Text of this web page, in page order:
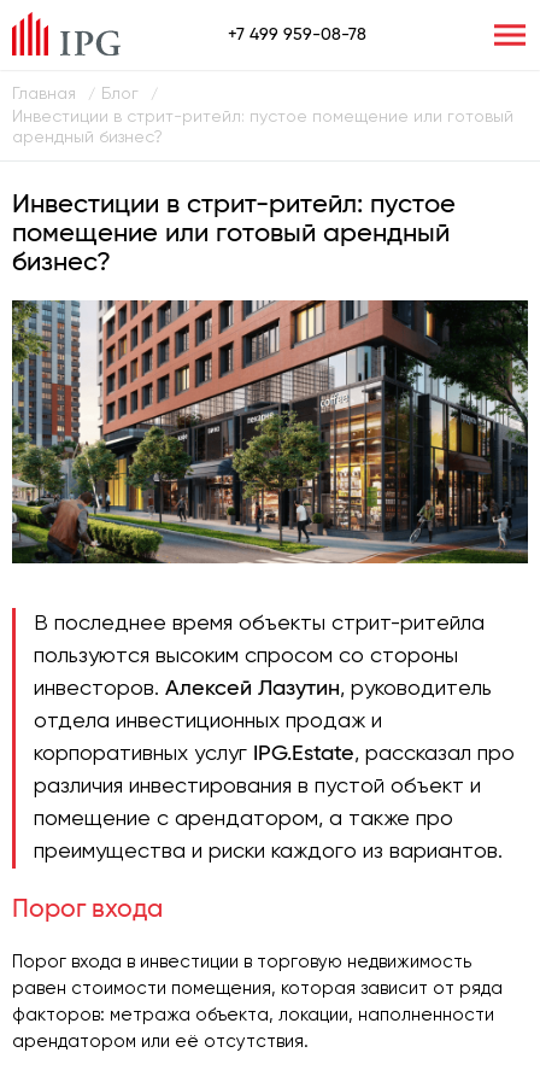
+7 499 959-08-78
Главная / Блог /
Инвестиции в стрит-ритейл: пустое помещение или готовый
арендный бизнес?
Инвестиции в стрит-ритейл: пустое
помещение или готовый арендный
бизнес?
В последнее время объекты стрит-ритейла
пользуются высоким спросом со стороны
инвесторов. Алексей Лазутин, руководитель
отдела инвестиционных продаж и
корпоративных услуг
IPG.Estate, рассказал про
различия инвестирования в пустой объект и
помещение с арендатором, а также про
преимущества и риски каждого из вариантов.
Порог входа
Порог входа в инвестиции в торговую недвижимость
равен стоимости помещения, которая зависит от ряда
факторов: метража объекта, локации, наполненности
арендатором или её отсутствия.